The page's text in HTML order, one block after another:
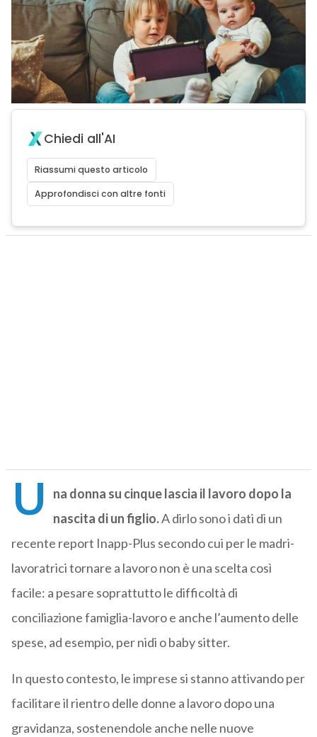
Chiedi all'AI
Riassumi questo articolo
Approfondisci con altre fonti
U
na donna su cinque lascia il lavoro dopo la
nascita di un figlio.A dirlo sono i dati di un
recente report Inapp-Plus secondo cui per le madri-
lavoratrici tornare a lavoro non è una scelta così
facile: a pesare soprattutto le difficoltà di
conciliazione famiglia-lavoro e anche l’aumento delle
spese, ad esempio, per nidi o baby sitter.
In questo contesto, le imprese si stanno attivando per
facilitare il rientro delle donne a lavoro dopo una
gravidanza, sostenendole anche nelle nuove